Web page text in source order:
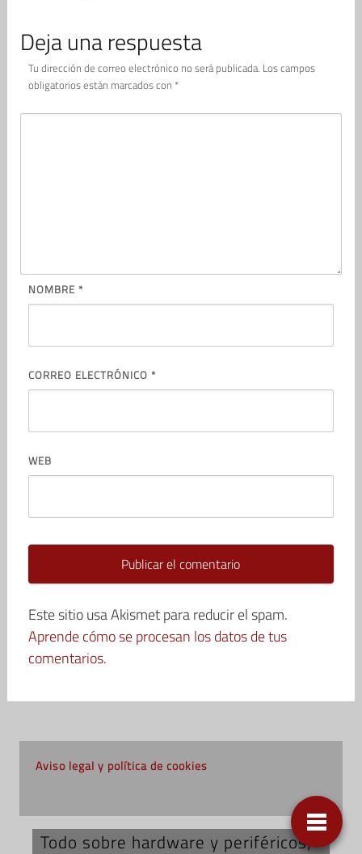
Deja una respuesta
Tu dirección de correo electrónico no será publicada. Los campos
obligatorios están marcados con *
NOMBRE *
CORREO ELECTRÓNICO *
WEB
Este sitio usa Akismet para reducir el spam.
Aprende cómo se procesan los datos de tus
comentarios.
Aviso legal y política de cookies
Todo sobre hardware y periféricos;